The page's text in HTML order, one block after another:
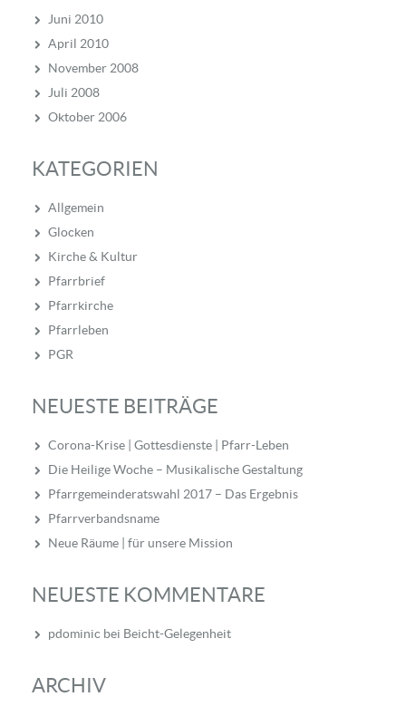
Juni 2010
April 2010
November 2008
Juli 2008
Oktober 2006
KATEGORIEN
Allgemein
Glocken
Kirche & Kultur
Pfarrbrief
Pfarrkirche
Pfarrleben
PGR
NEUESTE BEITRÄGE
Corona-Krise | Gottesdienste | Pfarr-Leben
Die Heilige Woche – Musikalische Gestaltung
Pfarrgemeinderatswahl 2017 – Das Ergebnis
Pfarrverbandsname
Neue Räume | für unsere Mission
NEUESTE KOMMENTARE
pdominic bei Beicht-Gelegenheit
ARCHIV